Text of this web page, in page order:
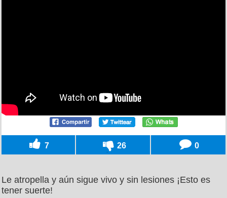
7 26 0
Le atropella y aún sigue vivo y sin lesiones ¡Esto es
tener suerte!